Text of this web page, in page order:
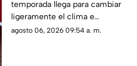
frío fuera de temporada
afectará en agosto 2026
temporada llega para cambiar
ligeramente el clima e
incrementar las lluvias en
agosto 06, 2026 09:54 a. m.